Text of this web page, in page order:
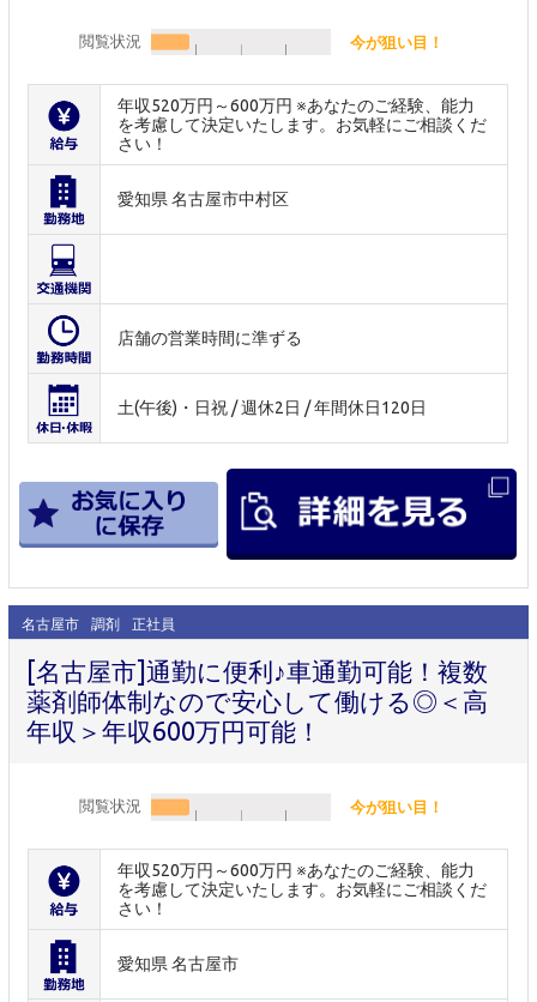
閲覧状況 今が狙い目！
年収520万円～600万円 ※あなたのご経験、能力
を考慮して決定いたします。お気軽にご相談くだ
さい！
愛知県 名古屋市中村区
店舗の営業時間に準ずる
土(午後)・日祝 / 週休2日 / 年間休日120日
名古屋市 調剤 正社員
[名古屋市]通勤に便利♪車通勤可能！複数
薬剤師体制なので安心して働ける◎＜高
年収＞年収600万円可能！
閲覧状況 今が狙い目！
年収520万円～600万円 ※あなたのご経験、能力
を考慮して決定いたします。お気軽にご相談くだ
さい！
愛知県 名古屋市